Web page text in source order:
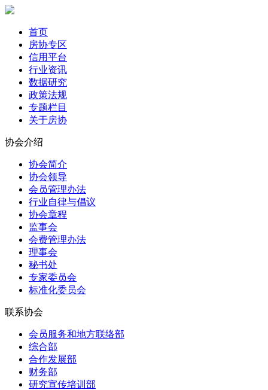
首页
房协专区
信用平台
行业资讯
数据研究
政策法规
专题栏目
关于房协
协会介绍
协会简介
协会领导
会员管理办法
行业自律与倡议
协会章程
监事会
会费管理办法
理事会
秘书处
专家委员会
标准化委员会
联系协会
会员服务和地方联络部
综合部
合作发展部
财务部
研究宣传培训部